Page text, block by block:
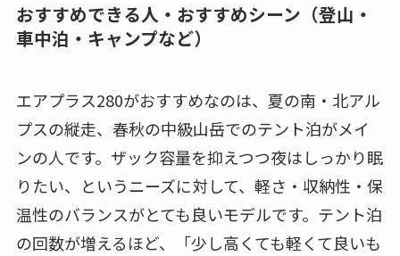
おすすめできる人・おすすめシーン（登山・
車中泊・キャンプなど）
エアプラス280がおすすめなのは、夏の南・北アル
プスの縦走、春秋の中級山岳でのテント泊がメイ
ンの人です。ザック容量を抑えつつ夜はしっかり眠
りたい、というニーズに対して、軽さ・収納性・保
温性のバランスがとても良いモデルです。テント泊
の回数が増えるほど、「少し高くても軽くて良いも